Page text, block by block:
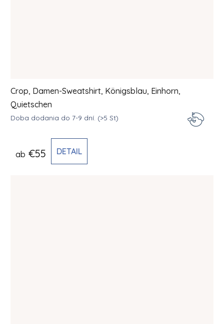
Crop, Damen-Sweatshirt, Königsblau, Einhorn,
Quietschen
Doba dodania do 7-9 dní. (>5 St)
ab €55 DETAIL